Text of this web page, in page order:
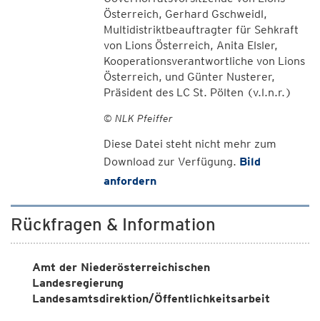
Österreich, Gerhard Gschweidl,
Multidistriktbeauftragter für Sehkraft
von Lions Österreich, Anita Elsler,
Kooperationsverantwortliche von Lions
Österreich, und Günter Nusterer,
Präsident des LC St. Pölten (v.l.n.r.)
© NLK Pfeiffer
Diese Datei steht nicht mehr zum
Download zur Verfügung. Bild
anfordern
Rückfragen & Information
Amt der Niederösterreichischen
Landesregierung
Landesamtsdirektion/Öffentlichkeitsarbeit